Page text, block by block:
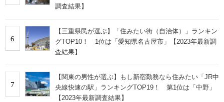
調査結果】
6
【三重県民が選ぶ】「住みたい街（自治体）」ランキン
グTOP10！ 1位は「愛知県名古屋市」【2023年最新調
査結果】
7
【関東の男性が選ぶ】もし新宿勤務なら住みたい「JR中
央線快速の駅」ランキングTOP19！ 第1位は「中野」
【2023年最新調査結果】